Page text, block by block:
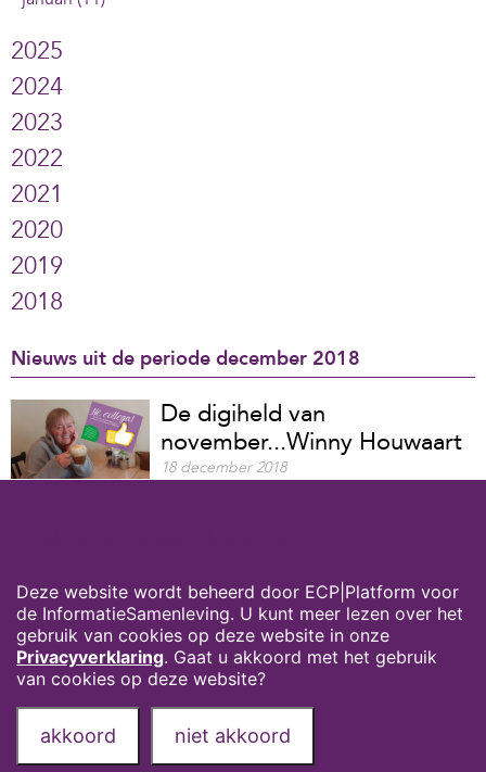
2025
2024
2023
2022
2021
2020
2019
2018
Nieuws uit de periode december 2018
De digiheld van
november...Winny Houwaart
18 december 2018
LEES MEER
Privacyverklaring
Over deze website
Onze partners
Contact
Deze website wordt beheerd door ECP|Platform voor
de InformatieSamenleving. U kunt meer lezen over het
gebruik van cookies op deze website in onze
Privacyverklaring. Gaat u akkoord met het gebruik
van cookies op deze website?
akkoord niet akkoord